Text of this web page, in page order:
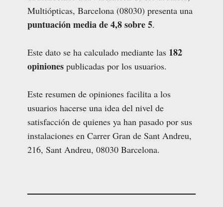
Multiópticas, Barcelona (08030) presenta una
puntuación media de 4,8 sobre 5.
Este dato se ha calculado mediante las 182
opiniones publicadas por los usuarios.
Este resumen de opiniones facilita a los
usuarios hacerse una idea del nivel de
satisfacción de quienes ya han pasado por sus
instalaciones en Carrer Gran de Sant Andreu,
216, Sant Andreu, 08030 Barcelona.